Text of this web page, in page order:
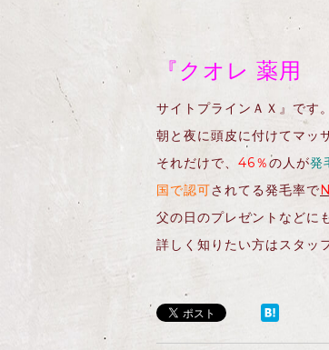
『クオレ 薬用
サイトプラインＡＸ』です。
朝と夜に頭皮に付けてマッ
それだけで、 46％の人が発
国で認可されてる発毛率で
父の日のプレゼントなどに
詳しく知りたい方はスタッ